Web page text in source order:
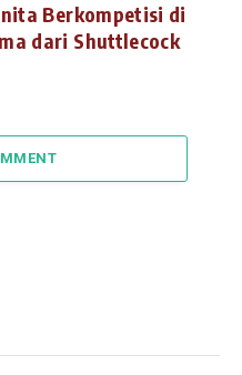
Berkompetisi di
dari Shuttlecock